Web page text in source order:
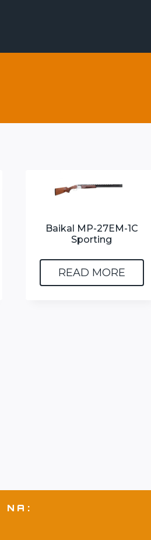
Baikal MP-27EM-1C
Sporting
READ MORE
NA: